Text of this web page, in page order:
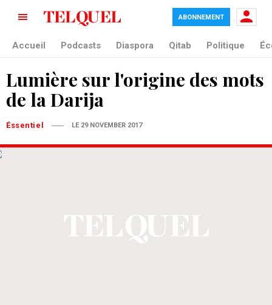
ABONNEMENT
Accueil Podcasts Diaspora Qitab Politique
Lumière sur l'origine des mots
de la Darija
Éssentiel LE 29 NOVEMBER 2017